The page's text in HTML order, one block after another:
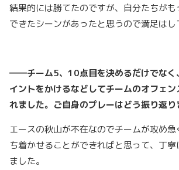
結果的には勝てたのですが、自分たちが
できたシーンがあったと思うので満足はし
――チーム5、10点目を決めるだけでなく
イントをかけるなどしてチームのオフェ
れました。ご自身のプレーはどう振り返り
エースの秋山が不在なのでチームが攻め
ち着かせることができればと思って、丁
ました。